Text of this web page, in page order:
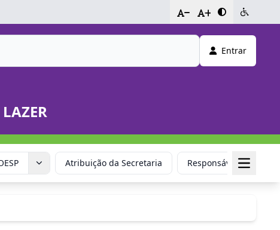
- +
Entrar
Atribuição da Secretaria Responsável